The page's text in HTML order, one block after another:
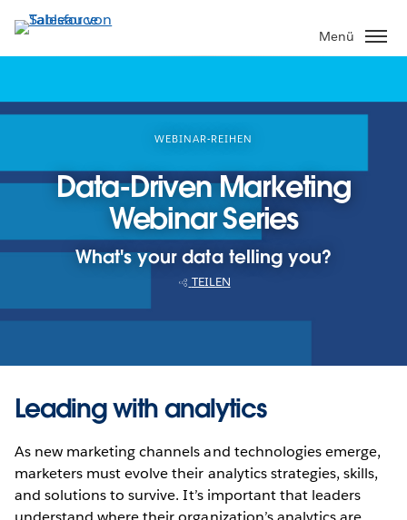
Direkt
zum
Inhalt
Menü
WEBINAR-REIHEN
Data-Driven Marketing
Webinar Series
What's your data telling you?
TEILEN
Leading with analytics
As new marketing channels and technologies emerge,
marketers must evolve their analytics strategies, skills,
and solutions to survive. It’s important that leaders